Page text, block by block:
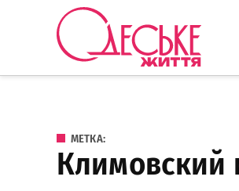
Перейти к содержанию
МЕТКА:
климовский